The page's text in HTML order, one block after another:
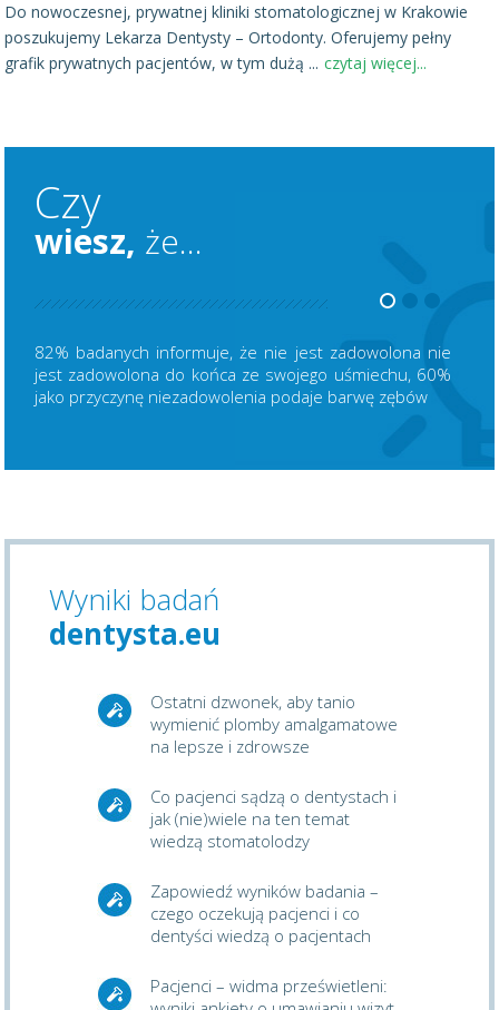
Do nowoczesnej, prywatnej kliniki stomatologicznej w Krakowie
poszukujemy Lekarza Dentysty – Ortodonty. Oferujemy pełny
grafik prywatnych pacjentów, w tym dużą ... czytaj więcej...
Czy
wiesz, że...
82% badanych informuje, że nie jest zadowolona nie
jest zadowolona do końca ze swojego uśmiechu, 60%
jako przyczynę niezadowolenia podaje barwę zębów
Wyniki badań
dentysta.eu
Ostatni dzwonek, aby tanio
wymienić plomby amalgamatowe
na lepsze i zdrowsze
Co pacjenci sądzą o dentystach i
jak (nie)wiele na ten temat
wiedzą stomatolodzy
Zapowiedź wyników badania –
czego oczekują pacjenci i co
dentyści wiedzą o pacjentach
Pacjenci – widma prześwietleni: